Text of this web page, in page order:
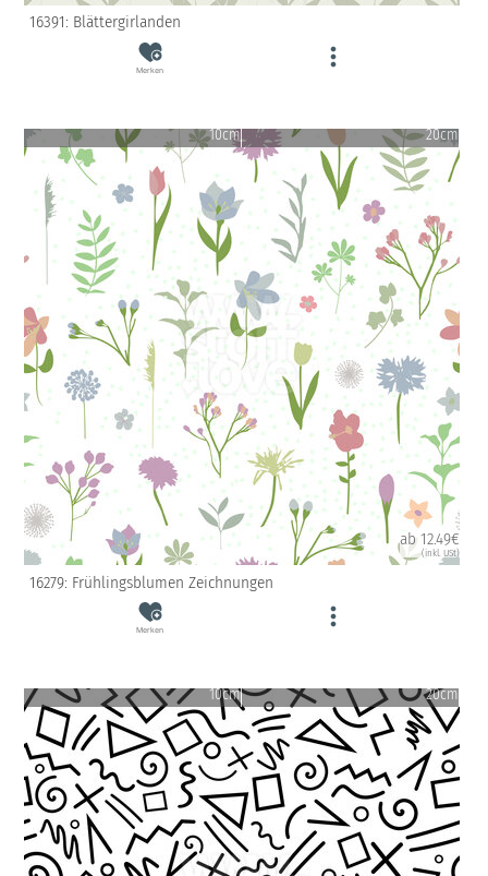
16391: Blättergirlanden
Merken
10cm 20cm
ab 12.49€
(inkl. USt)
16279: Frühlingsblumen Zeichnungen
Merken
10cm 20cm